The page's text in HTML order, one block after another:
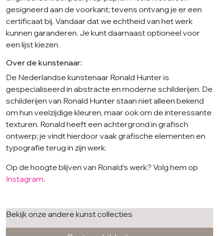
gesigneerd aan de voorkant; tevens ontvang je er een
certificaat bij. Vandaar dat we echtheid van het werk
kunnen garanderen. Je kunt daarnaast optioneel voor
een lijst kiezen.
Over de kunstenaar:
De Nederlandse kunstenaar Ronald Hunter is
gespecialiseerd in abstracte en moderne schilderijen. De
schilderijen van Ronald Hunter staan niet alleen bekend
om hun veelzijdige kleuren, maar ook om de interessante
texturen. Ronald heeft een achtergrond in grafisch
ontwerp; je vindt hierdoor vaak grafische elementen en
typografie terug in zijn werk.
Op de hoogte blijven van Ronald’s werk? Volg hem op
Instagram.
Bekijk onze andere kunst collecties